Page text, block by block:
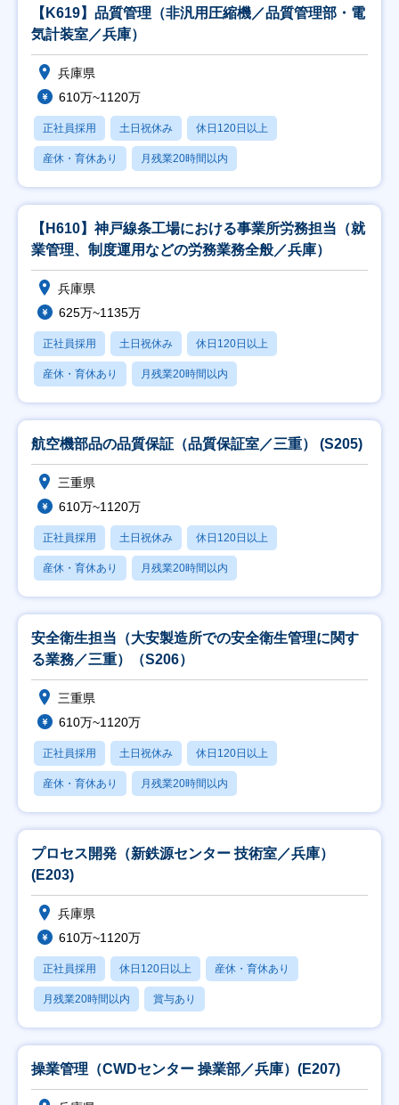
【K619】品質管理（非汎用圧縮機／品質管理部・電
気計装室／兵庫）
兵庫県
610万~1120万
正社員採用 土日祝休み 休日120日以上
産休・育休あり 月残業20時間以内
【H610】神戸線条工場における事業所労務担当（就
業管理、制度運用などの労務業務全般／兵庫）
兵庫県
625万~1135万
正社員採用 土日祝休み 休日120日以上
産休・育休あり 月残業20時間以内
航空機部品の品質保証（品質保証室／三重） (S205)
三重県
610万~1120万
正社員採用 土日祝休み 休日120日以上
産休・育休あり 月残業20時間以内
安全衛生担当（大安製造所での安全衛生管理に関す
る業務／三重）（S206）
三重県
610万~1120万
正社員採用 土日祝休み 休日120日以上
産休・育休あり 月残業20時間以内
プロセス開発（新鉄源センター 技術室／兵庫）
(E203)
兵庫県
610万~1120万
正社員採用 休日120日以上 産休・育休あり
月残業20時間以内 賞与あり
操業管理（CWDセンター 操業部／兵庫）(E207)